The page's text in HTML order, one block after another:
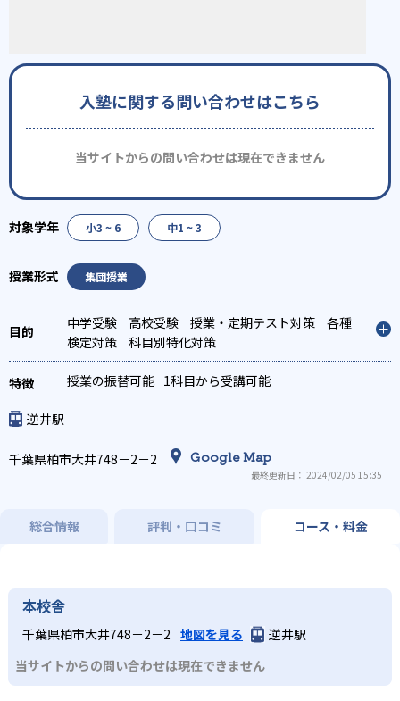
入塾に関する問い合わせはこちら
当サイトからの問い合わせは現在できません
小3 ~ 6 中1 ~ 3
集団授業
中学受験 高校受験 授業・定期テスト対策
各種
検定対策
科目別特化対策
授業の振替可能 1科目から受講可能
逆井駅
千葉県柏市大井748－2－2 Google Map
最終更新日： 2024/02/05 15:35
総合情報 評判・口コミ コース・料金
本校舎
千葉県柏市大井748－2－2 地図を見る
逆井駅
当サイトからの問い合わせは現在できません